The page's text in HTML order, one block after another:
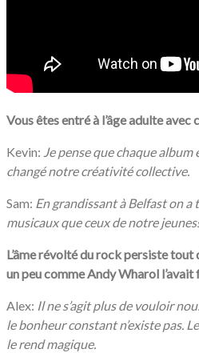
Vous êtes entré à l’âge adulte
Kevin: Je pense que chaque
changé notre créativité collective.
Sam: En grandissant à Belfast on a
musicaux que ceux de notre
L’âme révolté du rock persiste tout
un peu comme Andy Wharol l’avait
Alex: Il ne s’agit plus de vouloir
le bonheur constant n’existe pas.
le rend magique.